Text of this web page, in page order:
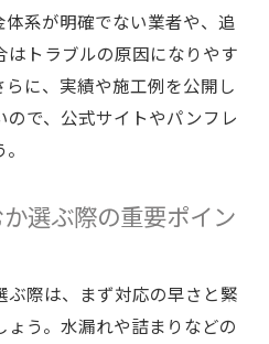
系が明確でない業者や、追
トラブルの原因になりやす
に、実績や施工例を公開し
で、公式サイトやパンフレ
選ぶ際の重要ポイン
際は、まず対応の早さと緊
う。水漏れや詰まりなどの